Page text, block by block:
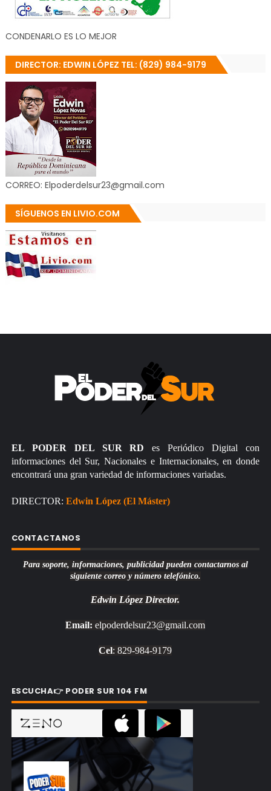
CONDENARLO ES LO MEJOR
DIRECTOR: EDWIN LÓPEZ TEL: (829) 984-9179
CORREO: Elpoderdelsur23@gmail.com
SÍGUENOS EN LIVIO.COM
EL PODER DEL SUR RD es Periódico Digital con
informaciones del Sur, Nacionales e Internacionales, en donde
encontrará una gran variedad de informaciones variadas.
DIRECTOR: Edwin López (El Máster)
CONTACTANOS
Para soporte, informaciones, publicidad pueden contactarnos al
siguiente correo y número telefónico.
Edwin López Director.
Email: elpoderdelsur23@gmail.com
Cel: 829-984-9179
ESCUCHA👉 PODER SUR 104 FM